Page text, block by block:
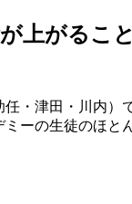
上がるこ
・津田・川内）
ーの生徒のほと